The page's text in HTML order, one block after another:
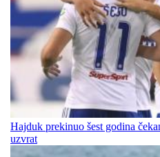
Hajduk prekinuo šest godina
uzvrat